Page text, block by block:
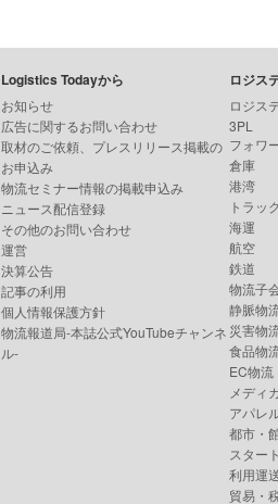
Logistics Todayから
お知らせ
広告に関するお問い合わせ
取材のご依頼、プレスリリース掲載の
お申込み
物流セミナー情報の掲載申込み
ニュース配信登録
その他のお問い合わせ
運営
決算公告
記事の利用
個人情報保護方針
物流報道局-本誌公式YouTubeチャンネ
ル-
ロジス
ロジス
3PL
フォワ
倉庫
港湾
トラッ
海運
航空
鉄道
物流子
静脈物
災害物
食品物
EC物流
メディ
アパレ
都市・
スター
利用運
貿易・